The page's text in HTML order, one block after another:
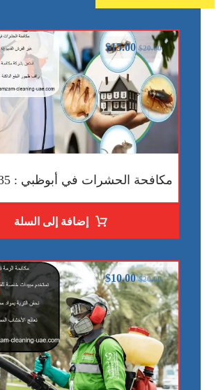
مكافحة الحشرات في أبوظبي : 0528935235
$20.00
$15.00
إضافة إلى السلة
$20.00
$10.00